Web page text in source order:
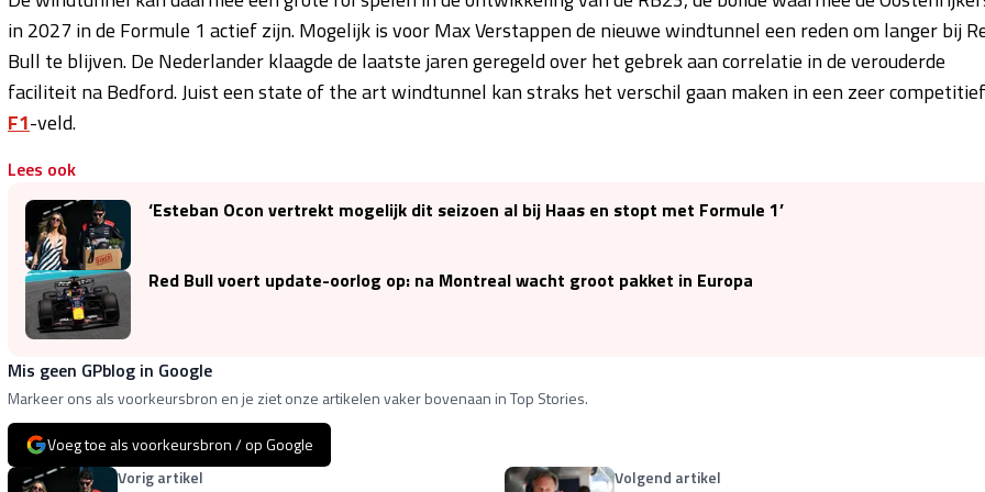
in 2027 in de Formule 1 actief zijn. Mogelijk is voor Max Verstappen de nieuwe windtunnel een reden om langer bij
Bull te blijven. De Nederlander klaagde de laatste jaren geregeld over het gebrek aan correlatie in de verouderde
faciliteit na Bedford. Juist een state of the art windtunnel kan straks het verschil gaan maken in een zeer competitief
F1-veld.
Lees ook
‘Esteban Ocon vertrekt mogelijk dit seizoen al bij Haas en stopt met Formule 1’
Red Bull voert update-oorlog op: na Montreal wacht groot pakket in Europa
Mis geen GPblog in Google
Markeer ons als voorkeursbron en je ziet onze artikelen vaker bovenaan in Top Stories.
Voeg toe als voorkeursbron / op Google
Vorig artikel
Volgend artikel